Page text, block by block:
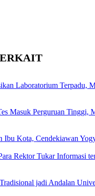
Laboratorium Terpadu,
Masuk Perguruan Tinggi,
Ibu Kota, Cendekiawan
Rektor Tukar Informasi
jadi Andalan